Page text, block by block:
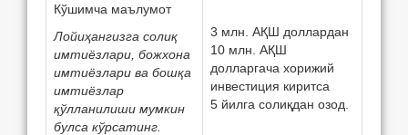
Кўшимча маълумот
Лойиҳангизга солиқ
имтиёзлари божхона
имтиёзлари ва бошқа
имтиёзлар
қўлланилиши мумкин
булса кўрсатинг.
3 млн. АҚШ доллардан
10 млн. АҚШ
долларгача хорижий
инвестиция киритса
5 йилга солиқдан озод.